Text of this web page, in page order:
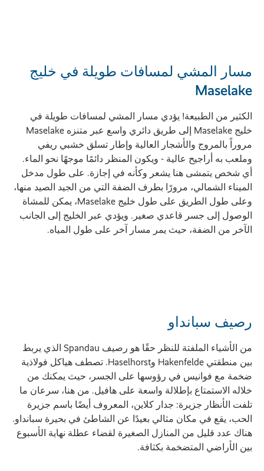
مسار المشي لمسافات طويلة في خليج
Maselake
الكثير من الطبيعة! يؤدي مسار المشي لمسافات طويلة في
خليج Maselake إلى طريق دائري واسع عبر متنزه Maselake
مروراً بالمروج والأشجار العالية وإطار تسلق خشبي ريفي
وملعب به أراجيح عالية - ويكون المنظر دائمًا موجهًا نحو الماء.
أي شخص يتمشى هنا يشعر وكأنه في إجازة. على طول مدخل
الميناء الشمالي، مرورًا بطرف الضفة التي من الجيد الصيد منها،
وعلى طول الطريق على طول خليج Maselake، يمكن للمشاة
الوصول إلى جسر قاعدي صغير. ويؤدي عبر الخليج إلى الجانب
الآخر من الضفة، حيث يمر مسار آخر على طول المياه.
رصيف سبانداو
من الأشياء الملفتة للنظر حقًا هو رصيف Spandau الذي يربط
بين منطقتي Hakenfelde وHaselhorst. تصطف هياكل فولاذية
ضخمة مع فوانيس في رؤوسها على الجسر، حيث يمكنك من
خلاله الاستمتاع بإطلالة واسعة على هافيل. من هنا، سرعان ما
تلفت الأنظار جزيرة: جدار كلاين، المعروف أيضًا باسم جزيرة
الحب، يقع في مكان مثالي بعيدًا عن الشاطئ في بحيرة سبانداو.
هناك عدد قليل من المنازل الصغيرة لقضاء عطلة نهاية الأسبوع
بين الأراضي المتضخمة بكثافة.